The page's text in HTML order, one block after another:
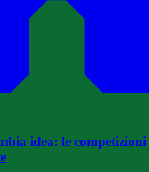
idea: le